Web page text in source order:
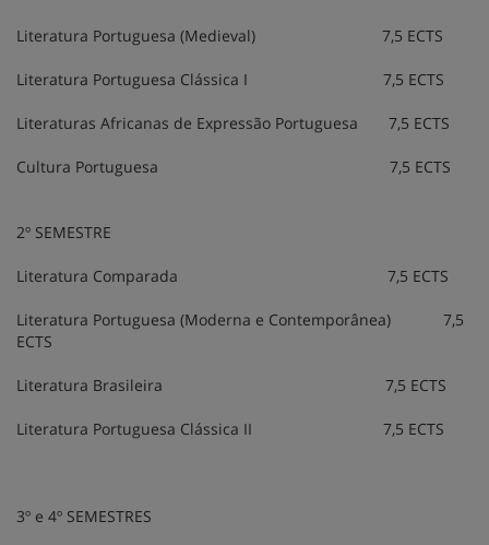
Literatura Portuguesa (Medieval) 7,5 ECTS
Literatura Portuguesa Clássica I 7,5 ECTS
Literaturas Africanas de Expressão Portuguesa 7,5 ECTS
Cultura Portuguesa 7,5 ECTS
2º SEMESTRE
Literatura Comparada 7,5 ECTS
Literatura Portuguesa (Moderna e Contemporânea) 7,5
ECTS
Literatura Brasileira 7,5 ECTS
Literatura Portuguesa Clássica II 7,5 ECTS
3º e 4º SEMESTRES